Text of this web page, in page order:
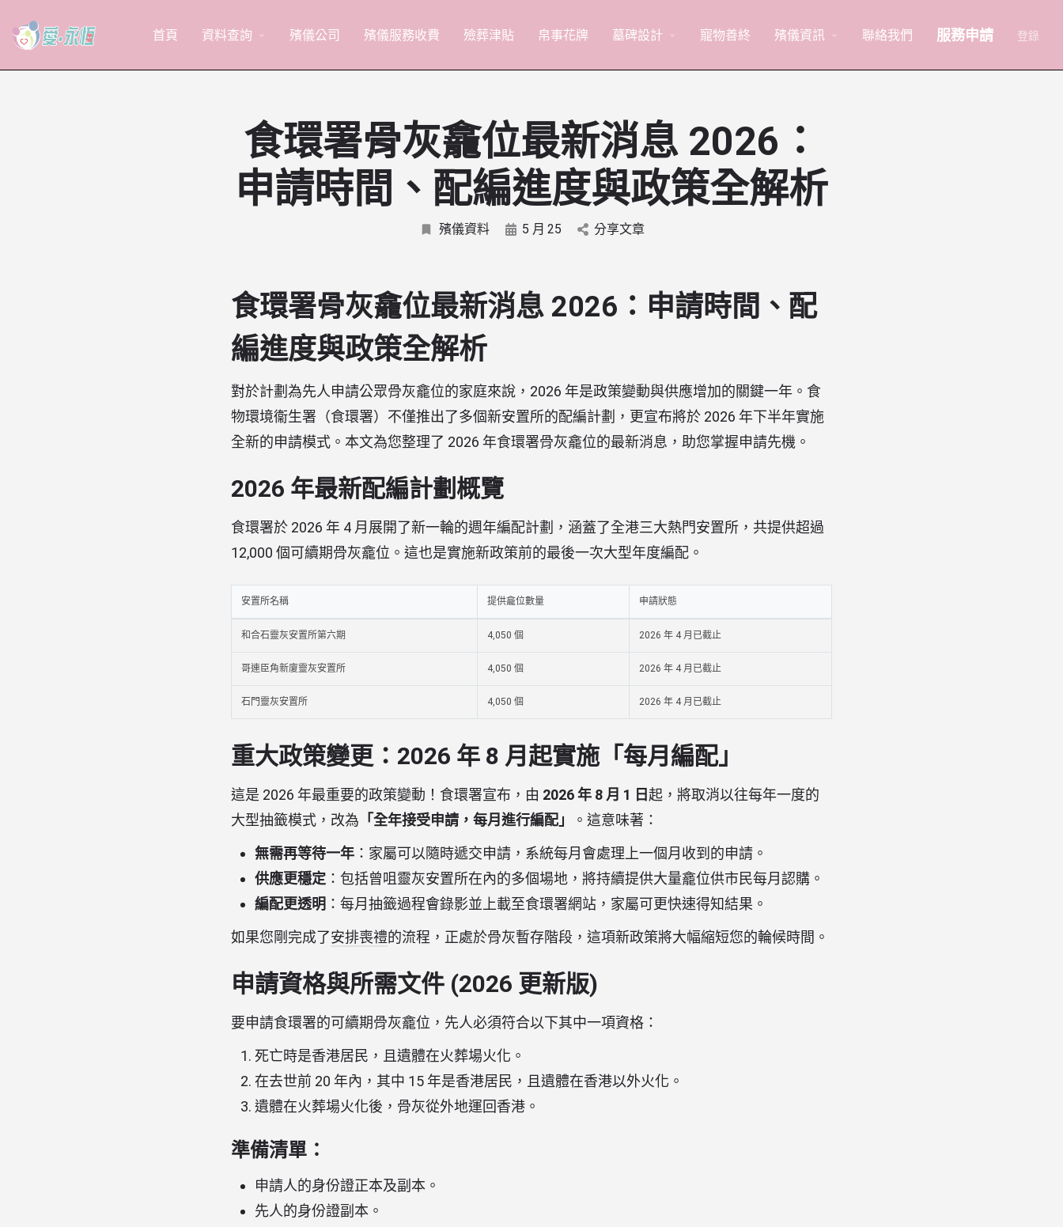
首頁 資料查詢 殯儀公司 殯儀服務收費 殮葬津貼 帛事花牌 墓碑設計 寵物善終 殯儀資訊 聯絡我們 服務申請 登錄
食環署骨灰龕位最新消息 2026：
申請時間、配編進度與政策全解析
殯儀資料 5 月 25 分享文章
食環署骨灰龕位最新消息 2026：申請時間、配
編進度與政策全解析
對於計劃為先人申請公眾骨灰龕位的家庭來說，2026 年是政策變動與供應增加的關鍵一年。食
物環境衞生署（食環署）不僅推出了多個新安置所的配編計劃，更宣布將於 2026 年下半年實施
全新的申請模式。本文為您整理了 2026 年食環署骨灰龕位的最新消息，助您掌握申請先機。
2026 年最新配編計劃概覽
食環署於 2026 年 4 月展開了新一輪的週年編配計劃，涵蓋了全港三大熱門安置所，共提供超過
12,000 個可續期骨灰龕位。這也是實施新政策前的最後一次大型年度編配。
安置所名稱 提供龕位數量 申請狀態
和合石靈灰安置所第六期 4,050 個 2026 年 4 月已截止
哥連臣角新廈靈灰安置所 4,050 個 2026 年 4 月已截止
石門靈灰安置所 4,050 個 2026 年 4 月已截止
重大政策變更：2026 年 8 月起實施「每月編配」
這是 2026 年最重要的政策變動！食環署宣布，由 2026 年 8 月 1 日起，將取消以往每年一度的
大型抽籤模式，改為 「全年接受申請，每月進行編配」
。這意味著：
無需再等待一年 ：家屬可以隨時遞交申請，系統每月會處理上一個月收到的申請。
供應更穩定 ：包括曾咀靈灰安置所在內的多個場地，將持續提供大量龕位供市民每月認購。
編配更透明 ：每月抽籤過程會錄影並上載至食環署網站，家屬可更快速得知結果。
如果您剛完成了安排喪禮的流程，正處於骨灰暫存階段，這項新政策將大幅縮短您的輪候時間。
申請資格與所需文件 (2026 更新版)
要申請食環署的可續期骨灰龕位，先人必須符合以下其中一項資格：
死亡時是香港居民，且遺體在火葬場火化。
在去世前 20 年內，其中 15 年是香港居民，且遺體在香港以外火化。
遺體在火葬場火化後，骨灰從外地運回香港。
準備清單：
申請人的身份證正本及副本。
先人的身份證副本。